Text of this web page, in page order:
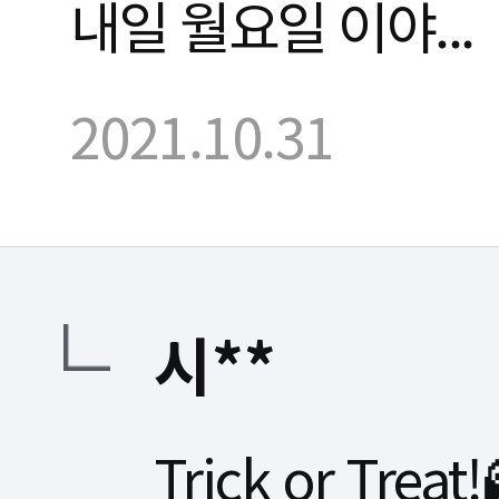
내일 월요일 이야...
2021.10.31
시**
Trick or